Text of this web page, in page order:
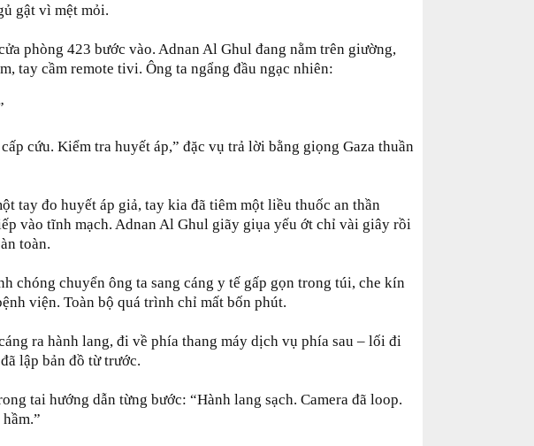
gật vì mệt mỏi.
phòng 423 bước vào. Adnan Al Ghul đang nằm trên giường,
tay cầm remote tivi. Ông ta ngẩng đầu ngạc nhiên:
cứu. Kiểm tra huyết áp,” đặc vụ trả lời bằng giọng Gaza thuần
tay đo huyết áp giả, tay kia đã tiêm một liều thuốc an thần
vào tĩnh mạch. Adnan Al Ghul giãy giụa yếu ớt chỉ vài giây rồi
toàn.
chóng chuyển ông ta sang cáng y tế gấp gọn trong túi, che kín
viện. Toàn bộ quá trình chỉ mất bốn phút.
ra hành lang, đi về phía thang máy dịch vụ phía sau – lối đi
lập bản đồ từ trước.
tai hướng dẫn từng bước: “Hành lang sạch. Camera đã loop.